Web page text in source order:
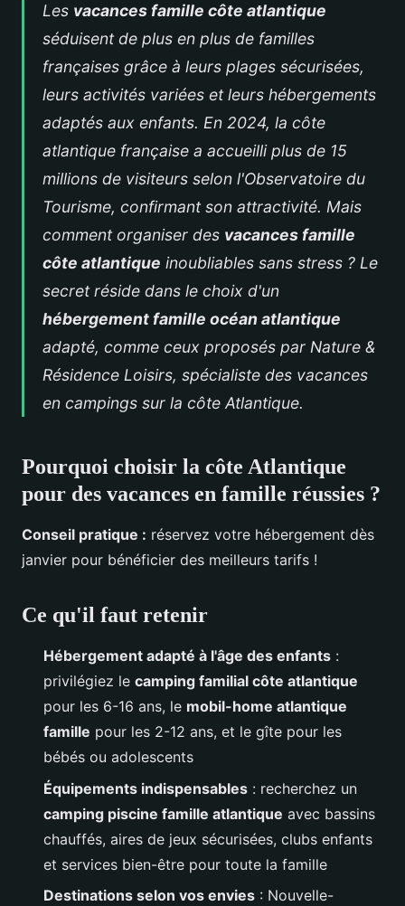
Les vacances famille côte atlantique
séduisent de plus en plus de familles
françaises grâce à leurs plages sécurisées,
leurs activités variées et leurs hébergements
adaptés aux enfants. En 2024, la côte
atlantique française a accueilli plus de 15
millions de visiteurs selon l'Observatoire du
Tourisme, confirmant son attractivité. Mais
comment organiser des vacances famille
côte atlantique inoubliables sans stress ? Le
secret réside dans le choix d'un
hébergement famille océan atlantique
adapté, comme ceux proposés par Nature &
Résidence Loisirs, spécialiste des vacances
en campings sur la côte Atlantique.
Pourquoi choisir la côte Atlantique
pour des vacances en famille réussies ?
Conseil pratique : réservez votre hébergement dès
janvier pour bénéficier des meilleurs tarifs !
Ce qu'il faut retenir
Hébergement adapté à l'âge des enfants :
privilégiez le camping familial côte atlantique
pour les 6-16 ans, le mobil-home atlantique
famille pour les 2-12 ans, et le gîte pour les
bébés ou adolescents
Équipements indispensables : recherchez un
camping piscine famille atlantique avec bassins
chauffés, aires de jeux sécurisées, clubs enfants
et services bien-être pour toute la famille
Destinations selon vos envies : Nouvelle-